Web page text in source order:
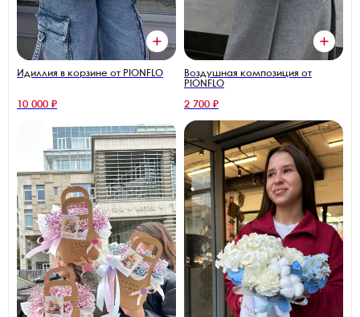
Идиллия в корзине от PIONFLO
10 000 ₽
Воздушная композиция от
PIONFLO
2 700 ₽